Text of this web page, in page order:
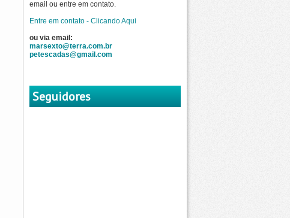
email ou entre em contato.
Entre em contato - Clicando Aqui
ou via email:
marsexto@terra.com.br
petescadas@gmail.com
Seguidores